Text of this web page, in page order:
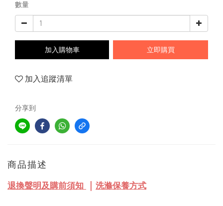
數量
加入購物車 立即購買
加入追蹤清單
分享到
商品描述
退換聲明及購前須知 洗滌保養方式